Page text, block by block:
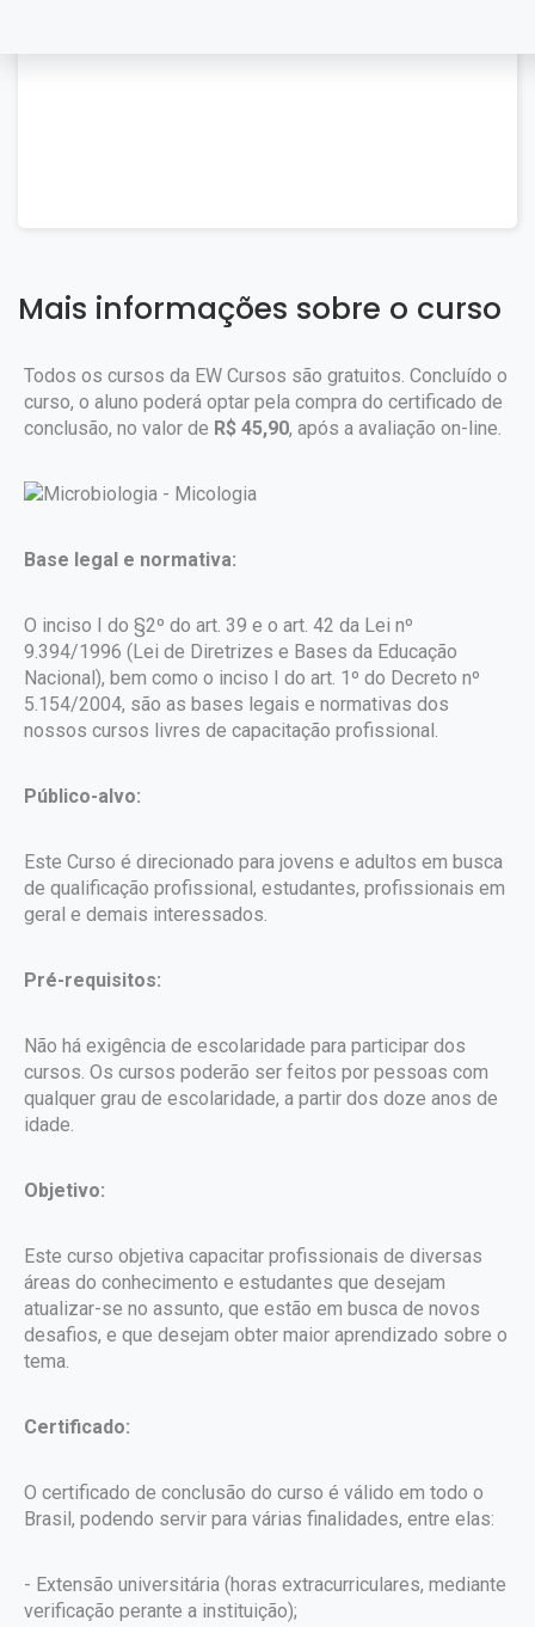
Mais informações sobre o curso
Todos os cursos da EW Cursos são gratuitos. Concluído o
curso, o aluno poderá optar pela compra do certificado de
conclusão, no valor de R$ 45,90, após a avaliação on-line.
Base legal e normativa:
O inciso I do §2º do art. 39 e o art. 42 da Lei nº
9.394/1996 (Lei de Diretrizes e Bases da Educação
Nacional), bem como o inciso I do art. 1º do Decreto nº
5.154/2004, são as bases legais e normativas dos
nossos cursos livres de capacitação profissional.
Público-alvo:
Este Curso é direcionado para jovens e adultos em busca
de qualificação profissional, estudantes, profissionais em
geral e demais interessados.
Pré-requisitos:
Não há exigência de escolaridade para participar dos
cursos. Os cursos poderão ser feitos por pessoas com
qualquer grau de escolaridade, a partir dos doze anos de
idade.
Objetivo:
Este curso objetiva capacitar profissionais de diversas
áreas do conhecimento e estudantes que desejam
atualizar-se no assunto, que estão em busca de novos
desafios, e que desejam obter maior aprendizado sobre o
tema.
Certificado:
O certificado de conclusão do curso é válido em todo o
Brasil, podendo servir para várias finalidades, entre elas:
- Extensão universitária (horas extracurriculares, mediante
verificação perante a instituição);